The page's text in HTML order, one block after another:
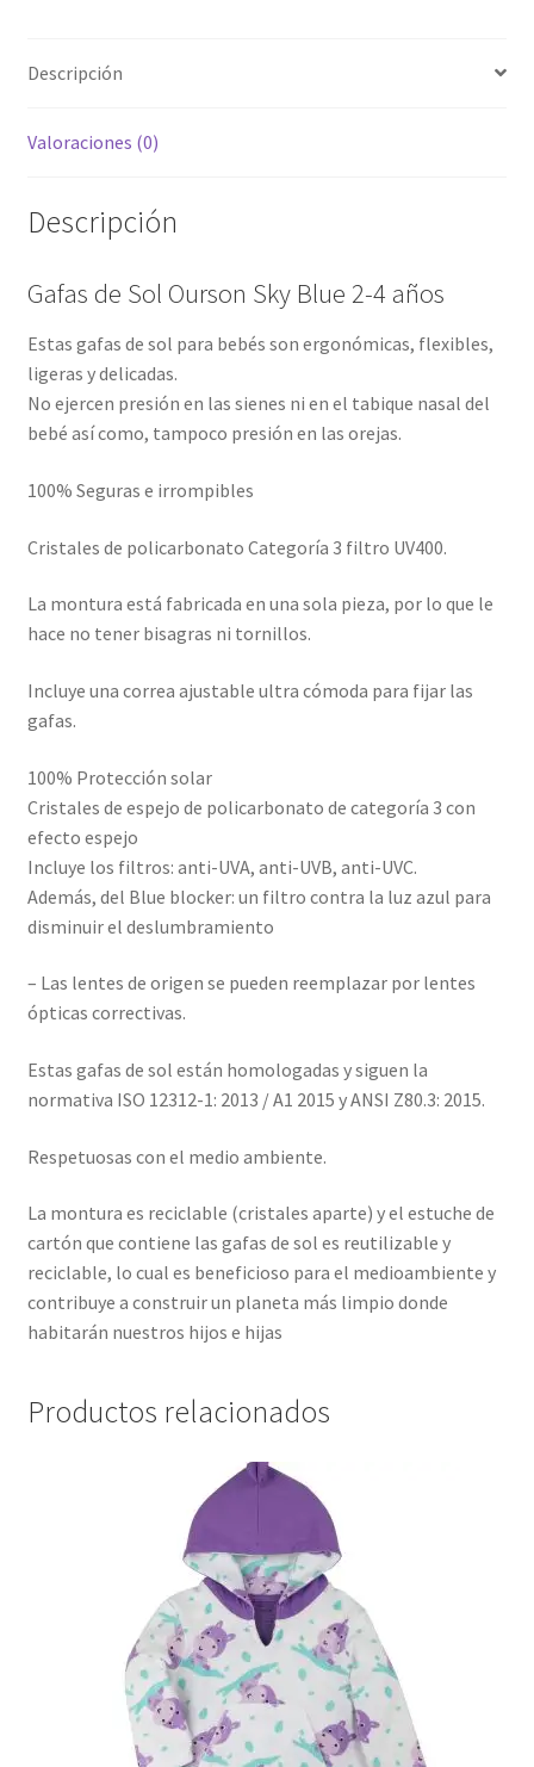
Descripción
Valoraciones (0)
Descripción
Gafas de Sol Ourson Sky Blue 2-4 años
Estas gafas de sol para bebés son ergonómicas, flexibles,
ligeras y delicadas.
No ejercen presión en las sienes ni en el tabique nasal del
bebé así como, tampoco presión en las orejas.
100% Seguras e irrompibles
Cristales de policarbonato Categoría 3 filtro UV400.
La montura está fabricada en una sola pieza, por lo que le
hace no tener bisagras ni tornillos.
Incluye una correa ajustable ultra cómoda para fijar las
gafas.
100% Protección solar
Cristales de espejo de policarbonato de categoría 3 con
efecto espejo
Incluye los filtros: anti-UVA, anti-UVB, anti-UVC.
Además, del Blue blocker: un filtro contra la luz azul para
disminuir el deslumbramiento
– Las lentes de origen se pueden reemplazar por lentes
ópticas correctivas.
Estas gafas de sol están homologadas y siguen la
normativa ISO 12312-1: 2013 / A1 2015 y ANSI Z80.3: 2015.
Respetuosas con el medio ambiente.
La montura es reciclable (cristales aparte) y el estuche de
cartón que contiene las gafas de sol es reutilizable y
reciclable, lo cual es beneficioso para el medioambiente y
contribuye a construir un planeta más limpio donde
habitarán nuestros hijos e hijas
Productos relacionados